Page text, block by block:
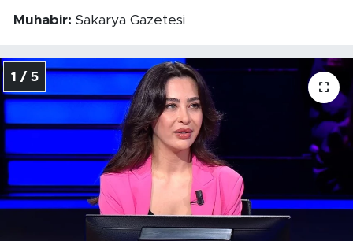
Muhabir: Sakarya Gazetesi
1 / 5